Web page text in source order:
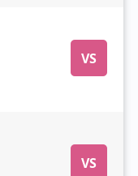
VS
VS